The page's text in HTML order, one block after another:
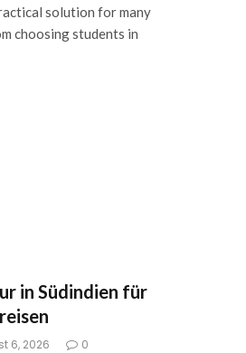
solution for many
choosing students in
in Südindien für
6, 2026 0